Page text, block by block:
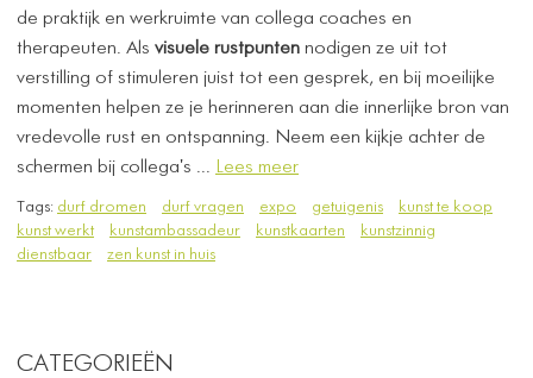
de praktijk en werkruimte van collega coaches en
therapeuten. Als visuele rustpunten nodigen ze uit tot
verstilling of stimuleren juist tot een gesprek, en bij moeilijke
momenten helpen ze je herinneren aan die innerlijke bron van
vredevolle rust en ontspanning. Neem een kijkje achter de
schermen bij collega's ... Lees meer
Tags: durf dromen durf vragen expo getuigenis
kunst te koop
kunst werkt
kunstambassadeur kunstkaarten
kunstzinnig
dienstbaar
zen kunst in huis
CATEGORIEËN